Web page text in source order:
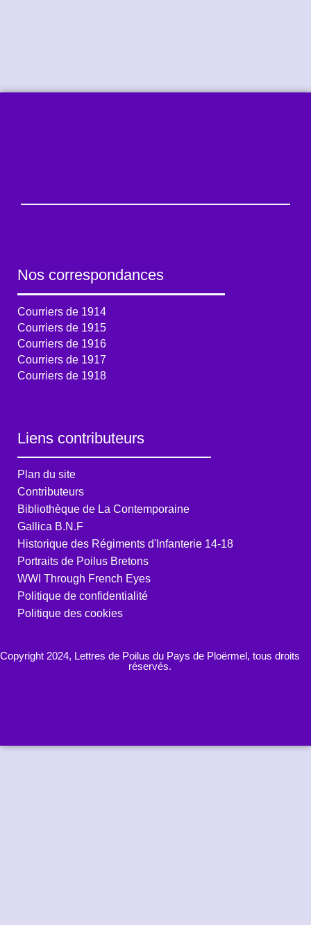
Nos correspondances
Courriers de 1914
Courriers de 1915
Courriers de 1916
Courriers de 1917
Courriers de 1918
Liens contributeurs
Plan du site
Contributeurs
Bibliothèque de La Contemporaine
Gallica B.N.F
Historique des Régiments d'Infanterie 14-18
Portraits de Poilus Bretons
WWI Through French Eyes
Politique de confidentialité
Politique des cookies
Copyright 2024, Lettres de Poilus du Pays de Ploërmel, tous droits
réservés.